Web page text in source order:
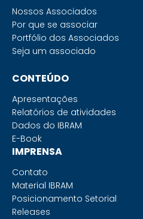
Nossos Associados
Por que se associar
Portfólio dos Associados
Seja um associado
CONTEÚDO
Apresentações
Relatórios de atividades
Dados do IBRAM
E-Book
IMPRENSA
Contato
Material IBRAM
Posicionamento Setorial
Releases